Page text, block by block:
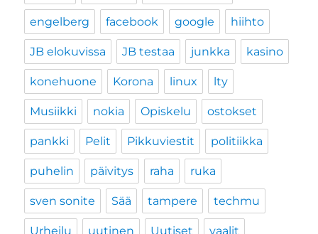
engelberg facebook google hiihto
JB elokuvissa JB testaa junkka kasino
konehuone Korona linux lty
Musiikki nokia Opiskelu ostokset
pankki Pelit Pikkuviestit politiikka
puhelin päivitys raha ruka
sven sonite Sää tampere techmu
Urheilu uutinen Uutiset vaalit